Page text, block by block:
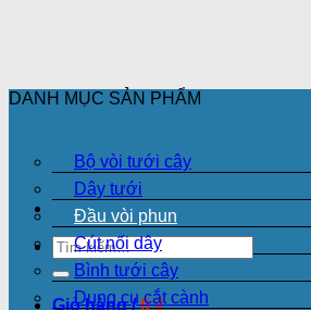
Tìm
kiếm:
Giỏ hàng /0₫
DANH MỤC SẢN PHẨM
Bộ vòi tưới cây
Dây tưới
Đầu vòi phun
Cút nối dây
Bình tưới cây
Dụng cụ cắt cành